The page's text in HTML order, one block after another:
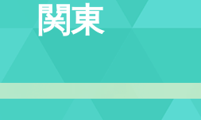
関東